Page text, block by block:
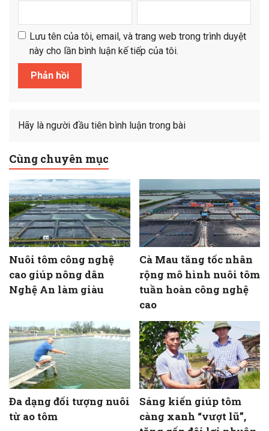
Lưu tên của tôi, email, và trang web trong trình duyệt
này cho lần bình luận kế tiếp của tôi.
Hãy là người đầu tiên bình luận trong bài
Cùng chuyên mục
Nuôi tôm công nghệ
cao giúp nông dân
Nghệ An làm giàu
Cà Mau tăng tốc nhân
rộng mô hình nuôi tôm
tuần hoàn công nghệ
cao
Đa dạng đối tượng nuôi
từ ao tôm
Sáng kiến giúp tôm
càng xanh “vượt lũ”,